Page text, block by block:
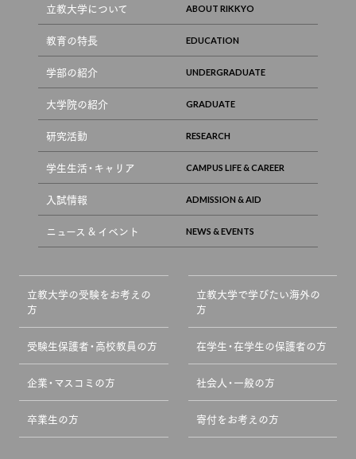
立教大学について
教育の特長
学部の紹介
大学院の紹介
研究活動
学生生活・キャリア
入試情報
ニュース & イベント
立教大学の受験をお考えの
方
立教大学で学びたい海外の
方
受験生保護者・高校教員の方 在学生・在学生の保護者の方
企業・マスコミの方 社会人・一般の方
卒業生の方 寄付をお考えの方